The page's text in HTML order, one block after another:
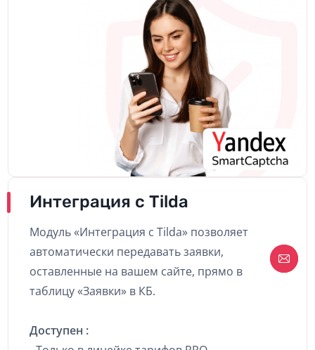
Интеграция с Tilda
Модуль «Интеграция с Tilda» позволяет
автоматически передавать заявки,
оставленные на вашем сайте, прямо в
таблицу «Заявки» в КБ.
Доступен :